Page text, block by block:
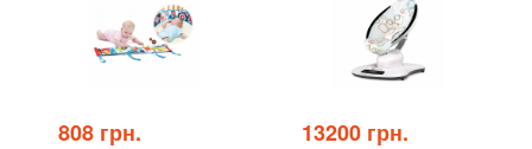
808 грн. 13200 грн.